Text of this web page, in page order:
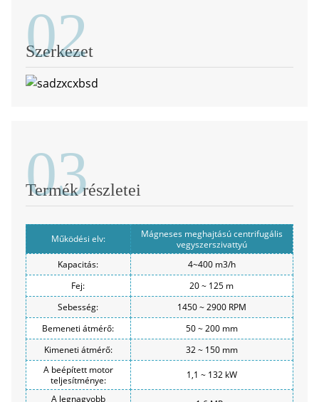
02
Szerkezet
03
Termék részletei
Működési elv:
Mágneses meghajtású centrifugális
vegyszerszivattyú
Kapacitás:
4~400 m3/h
Fej:
20 ~ 125 m
Sebesség:
1450 ~ 2900 RPM
Bemeneti átmérő:
50 ~ 200 mm
Kimeneti átmérő:
32 ~ 150 mm
A beépített motor
teljesítménye:
1,1 ~ 132 kW
A legnagyobb